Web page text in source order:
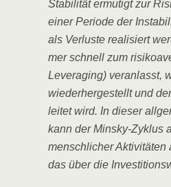
Sta­bi­li­tät ermu­tigt zur
einer Peri­ode der
als Ver­lus­te rea­li­siert
mer schnell zum
Lever­aging) ver­an­lasst,
wie­der­her­ge­stellt und
lei­tet wird. In die­ser
kann der Min­sky-Zyklus
mensch­li­cher Akti­vi­tä­ten
das über die